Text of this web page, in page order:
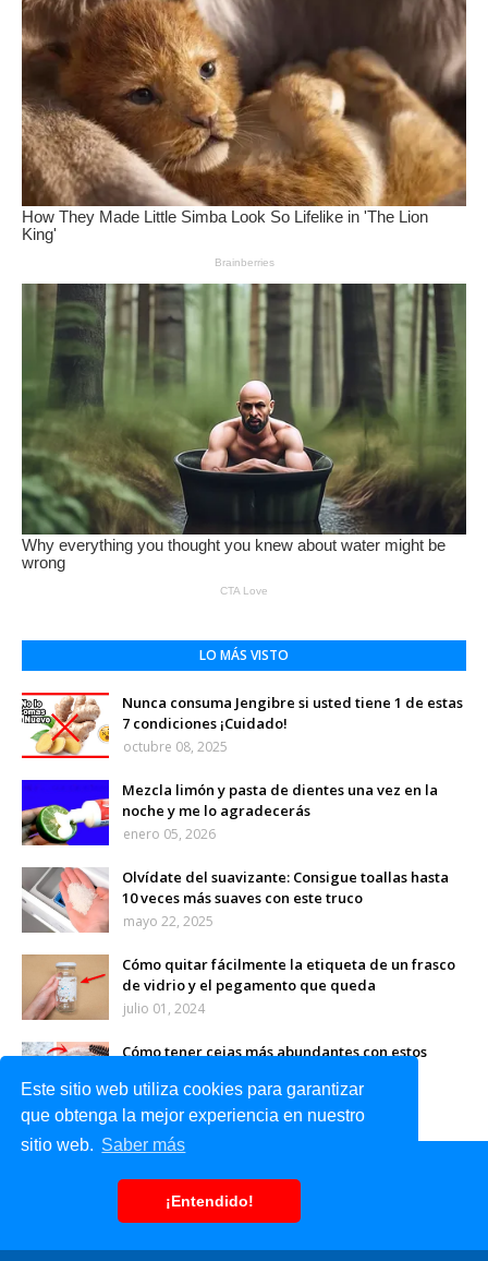
Este sitio web utiliza cookies para garantizar
que obtenga la mejor experiencia en nuestro
sitio web. Saber más
¡Entendido!
LO MÁS VISTO
Nunca consuma Jengibre si usted tiene 1 de estas
7 condiciones ¡Cuidado!
octubre 08, 2025
Mezcla limón y pasta de dientes una vez en la
noche y me lo agradecerás
enero 05, 2026
Olvídate del suavizante: Consigue toallas hasta
10 veces más suaves con este truco
mayo 22, 2025
Cómo quitar fácilmente la etiqueta de un frasco
de vidrio y el pegamento que queda
julio 01, 2024
Cómo tener cejas más abundantes con estos
abril 08, 2024